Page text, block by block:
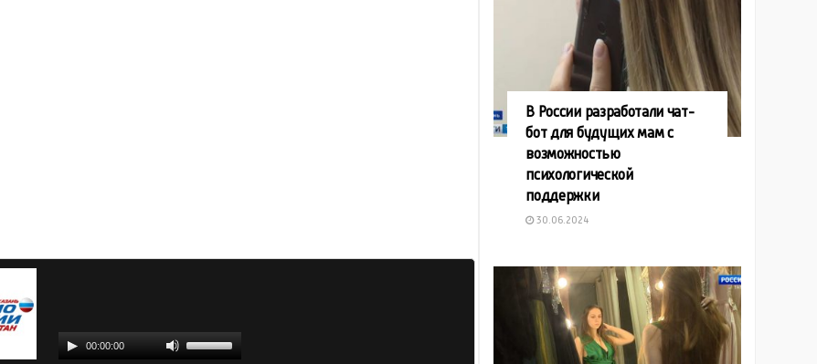
В России разработали чат-
бот для будущих мам с
возможностью
психологической
поддержки
30.06.2024